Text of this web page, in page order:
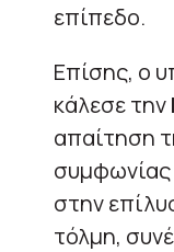
επίπεδο.
Επίσης, ο
κάλεσε την
απαίτηση
συμφωνίας
στην
τόλμη,